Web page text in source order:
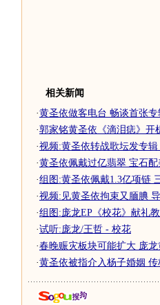
相关新闻
·黄圣依做客电台 畅谈首张
·郭家铭黄圣依《滴泪痣》开
·视频:黄圣依转战歌坛发专
·黄圣依佩戴过亿翡翠 宝石
·组图:黄圣依佩戴1.3亿项链
·视频:见黄圣依拘束又腼腆
·组图:庞龙EP《校花》献礼
·试听:庞龙/王哲 - 校花
·春晚赈灾板块可能扩大 庞
·黄圣依被指介入杨子婚姻